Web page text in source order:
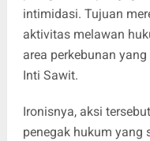
intimidasi. Tujuan
aktivitas melawan
area perkebunan
Inti Sawit.
Ironisnya, aksi
penegak hukum yang